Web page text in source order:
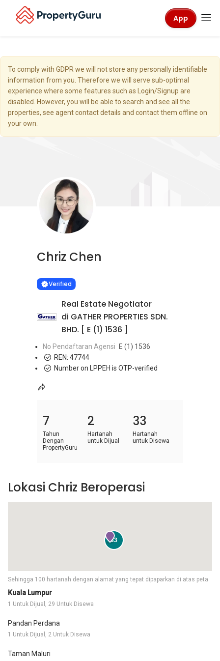
App
To comply with GDPR we will not store any personally identifiable
information from you. Therefore we will serve sub-optimal
experience where some features such as Login/Signup are
disabled. However, you will be able to search and see all the
properties, see agent contact details and contact them offline on
your own.
Chriz Chen
VERIFIED
Verified
Real Estate Negotiator
di GATHER PROPERTIES SDN.
BHD. [ E (1) 1536 ]
No Pendaftaran Agensi
E (1) 1536
REN: 47744
Number on LPPEH is OTP-verified
7
Tahun
Dengan
PropertyGuru
2
Hartanah
untuk Dijual
33
Hartanah
untuk Disewa
Kuala Lumpur
1 Untuk Dijual, 29 Untuk Disewa
Pandan Perdana
1 Untuk Dijual, 2 Untuk Disewa
Taman Maluri
Sehingga 100 hartanah dengan alamat yang tepat dipaparkan di atas peta
33
Lokasi Chriz Beroperasi
Learn more